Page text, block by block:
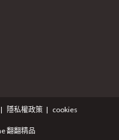
隱私權政策 cookies
翻翻精品